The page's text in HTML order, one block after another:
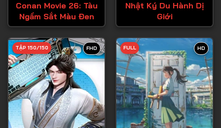
Conan Movie 26: Tàu
Ngầm Sắt Màu Đen
Nhật Ký Du Hành Dị
Giới
FHD
TẬP 150/150 HD
FULL